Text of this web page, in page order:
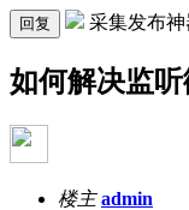
回复 采集发布
如何解决监
楼主 admin